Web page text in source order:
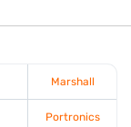
Marshall
Portronics